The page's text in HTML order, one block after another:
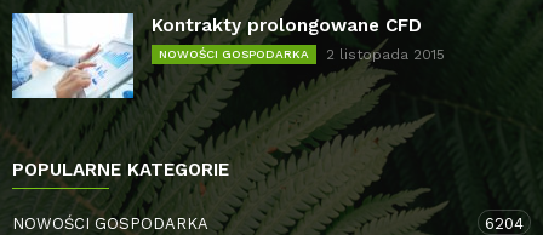
Kontrakty prolongowane CFD
NOWOŚCI GOSPODARKA 2 listopada 2015
POPULARNE KATEGORIE
NOWOŚCI GOSPODARKA 6204